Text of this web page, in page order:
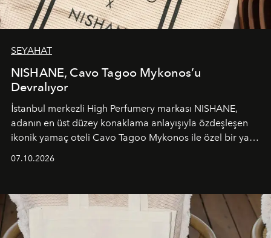
SEYAHAT
NISHANE, Cavo Tagoo Mykonos’u
Devralıyor
İstanbul merkezli High Perfumery markası NISHANE,
adanın en üst düzey konaklama anlayışıyla özdeşleşen
ikonik yamaç oteli Cavo Tagoo Mykonos ile özel bir yaz
buluşturarak markanın Cavo Tagoo’daki varlığını
sürükleyici ve mevsime özel bir deneyime dönüştürüyor.
07.10.2026